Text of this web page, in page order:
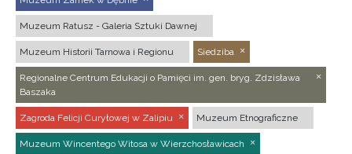
Muzeum Ratusz - Galeria Sztuki Dawnej
Muzeum Historii Tarnowa i Regionu Siedziba
Regionalne Centrum Edukacji o Pamięci im. gen. bryg. Zdzisława
Baszaka
Zagroda Felicji Curyłowej w Zalipiu Muzeum Etnograficzne
Muzeum Wincentego Witosa w Wierzchosławicach